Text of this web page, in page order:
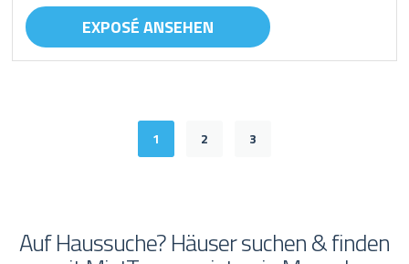
EXPOSÉ ANSEHEN
1 2 3
Auf Haussuche? Häuser suchen & finden